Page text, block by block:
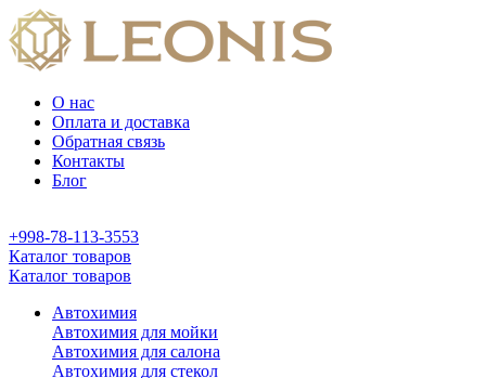
О нас
Оплата и доставка
Обратная связь
Контакты
Блог
+998-78-113-3553
Каталог товаров
Каталог товаров
Автохимия
Автохимия для мойки
Автохимия для салона
Автохимия для стекол